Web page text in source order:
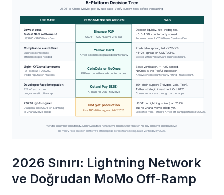
2026 Sınırı: Lightning Network
ve Doğrudan MoMo Off-Ramp